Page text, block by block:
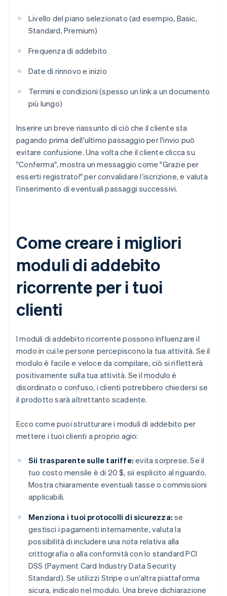
Livello del piano selezionato (ad esempio, Basic,
Standard, Premium)
Frequenza di addebito
Date di rinnovo e inizio
Termini e condizioni (spesso un link a un documento
più lungo)
Inserire un breve riassunto di ciò che il cliente sta
pagando prima dell'ultimo passaggio per l'invio può
evitare confusione. Una volta che il cliente clicca su
"Conferma", mostra un messaggio come "Grazie per
esserti registrato!" per convalidare l’iscrizione, e valuta
l’inserimento di eventuali passaggi successivi.
Come creare i migliori
moduli di addebito
ricorrente per i tuoi
clienti
I moduli di addebito ricorrente possono influenzare il
modo in cui le persone percepiscono la tua attività. Se il
modulo è facile e veloce da compilare, ciò si rifletterà
positivamente sulla tua attività. Se il modulo è
disordinato o confuso, i clienti potrebbero chiedersi se
il prodotto sarà altrettanto scadente.
Ecco come puoi strutturare i moduli di addebito per
mettere i tuoi clienti a proprio agio:
Sii trasparente sulle tariffe: evita sorprese. Se il
tuo costo mensile è di 20 $, sii esplicito al riguardo.
Mostra chiaramente eventuali tasse o commissioni
applicabili.
Menziona i tuoi protocolli di sicurezza: se
gestisci i pagamenti internamente, valuta la
possibilità di includere una nota relativa alla
crittografia o alla conformità con lo standard PCI
DSS (Payment Card Industry Data Security
Standard). Se utilizzi Stripe o un'altra piattaforma
sicura, indicalo nel modulo. Una breve dichiarazione